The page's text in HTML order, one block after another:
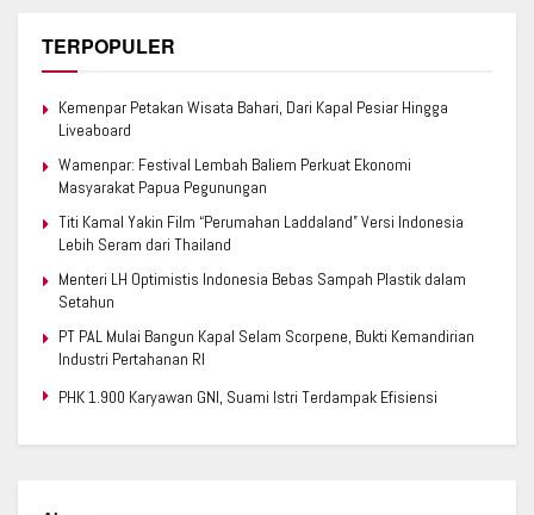
TERPOPULER
Kemenpar Petakan Wisata Bahari, Dari Kapal Pesiar Hingga
Liveaboard
Wamenpar: Festival Lembah Baliem Perkuat Ekonomi
Masyarakat Papua Pegunungan
Titi Kamal Yakin Film “Perumahan Laddaland” Versi Indonesia
Lebih Seram dari Thailand
Menteri LH Optimistis Indonesia Bebas Sampah Plastik dalam
Setahun
PT PAL Mulai Bangun Kapal Selam Scorpene, Bukti Kemandirian
Industri Pertahanan RI
PHK 1.900 Karyawan GNI, Suami Istri Terdampak Efisiensi